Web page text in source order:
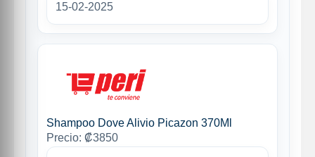
15-02-2025
Shampoo Dove Alivio Picazon 370Ml
Precio: ₡3850